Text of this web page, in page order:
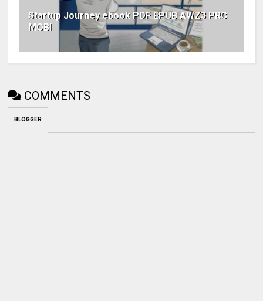
Startup Journey ebook PDF EPUB AWZ3 PRC
MOBI
COMMENTS
BLOGGER